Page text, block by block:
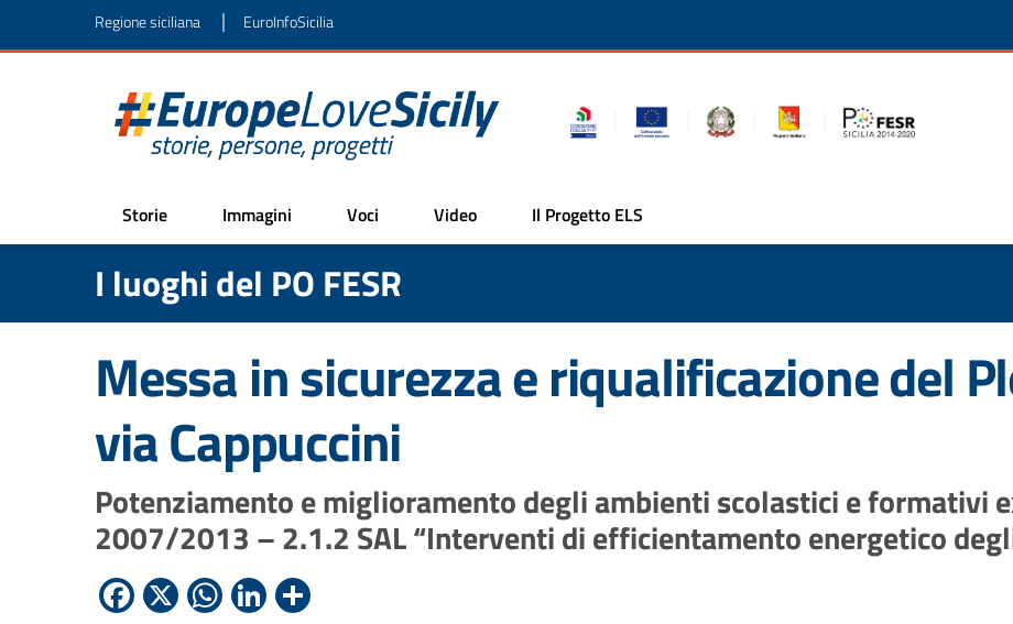
Regione siciliana | EuroInfoSicilia
Storie Immagini Voci Video Il Progetto ELS
I luoghi del PO FESR
Messa in sicurezza e riqualificazione del
via Cappuccini
Potenziamento e miglioramento degli ambienti scolastici e formativi
2007/2013 – 2.1.2 SAL “Interventi di efficientamento energetico
Facebook
X WhatsApp
LinkedIn